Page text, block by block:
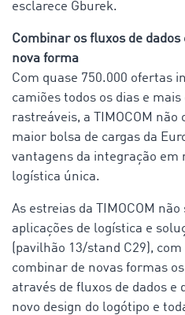
esclarece Gburek.
Combinar os fluxos de
nova forma
Com quase 750.000 ofertas
camiões todos os dias e
rastreáveis, a TIMOCOM não
maior bolsa de cargas da
vantagens da integração em
logística única.
As estreias da TIMOCOM
aplicações de logística e
(pavilhão 13/stand C29),
combinar de novas formas
através de fluxos de dados e
novo design do logótipo e